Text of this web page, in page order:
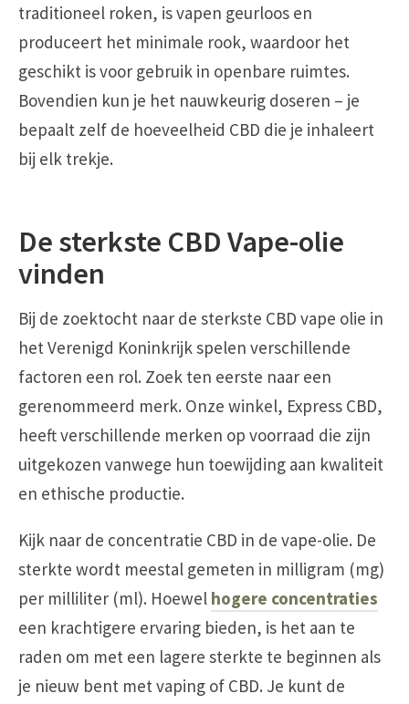
traditioneel roken, is vapen geurloos en
produceert het minimale rook, waardoor het
geschikt is voor gebruik in openbare ruimtes.
Bovendien kun je het nauwkeurig doseren – je
bepaalt zelf de hoeveelheid CBD die je inhaleert
bij elk trekje.
De sterkste CBD Vape-olie
vinden
Bij de zoektocht naar de sterkste CBD vape olie in
het Verenigd Koninkrijk spelen verschillende
factoren een rol. Zoek ten eerste naar een
gerenommeerd merk. Onze winkel, Express CBD,
heeft verschillende merken op voorraad die zijn
uitgekozen vanwege hun toewijding aan kwaliteit
en ethische productie.
Kijk naar de concentratie CBD in de vape-olie. De
sterkte wordt meestal gemeten in milligram (mg)
per milliliter (ml). Hoewel hogere concentraties
een krachtigere ervaring bieden, is het aan te
raden om met een lagere sterkte te beginnen als
je nieuw bent met vaping of CBD. Je kunt de